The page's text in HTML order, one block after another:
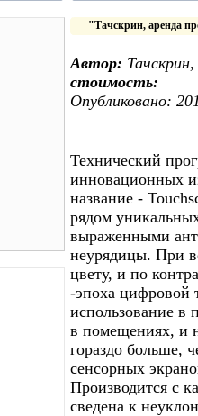
"Тачскрин, аренда
Автор:
стоимость:
Опубликовано:
Технический
инновационных
название -
рядом
выраженными
неурядицы. При
цвету, и по
-эпоха цифровой
иcпользование в
в помещениях, и
гораздо больше,
сенсорных
Производится с
сведена к